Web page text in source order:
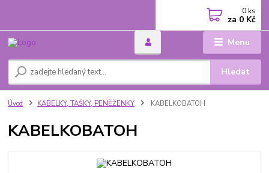
Menu
Hledat
0 ks
za 0 Kč
Úvod KABELKY, TAŠKY, PENĚŽENKY KABELKOBATOH
KABELKOBATOH